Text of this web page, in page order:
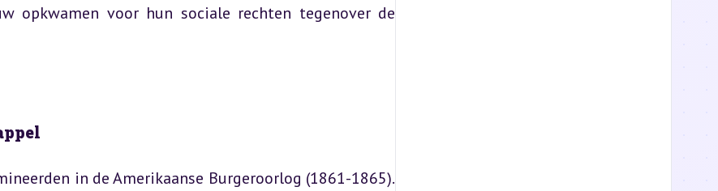
opkwamen voor hun sociale rechten tegenover de
in de Amerikaanse Burgeroorlog (1861-1865).